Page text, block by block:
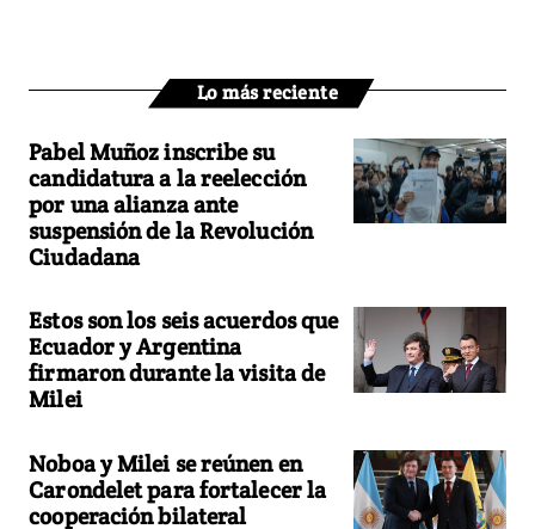
Lo más reciente
Pabel Muñoz inscribe su
candidatura a la reelección
por una alianza ante
suspensión de la Revolución
Ciudadana
Estos son los seis acuerdos que
Ecuador y Argentina
firmaron durante la visita de
Milei
Noboa y Milei se reúnen en
Carondelet para fortalecer la
cooperación bilateral